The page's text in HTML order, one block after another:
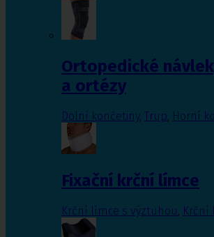
Ortopedické
a ortézy
Dolní končetiny, Trup, Horní
Fixační krční límce
Krční límce s výztuhou Krční